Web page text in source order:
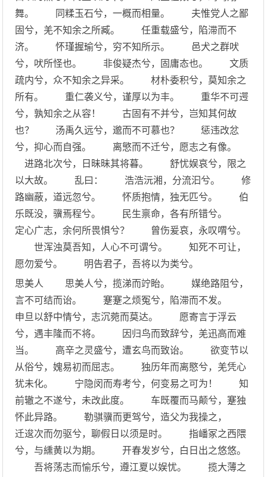
舞。 同糅玉石兮，一概而相量。 夫惟党人之鄙
固兮，羌不知余之所臧。 任重载盛兮，陷滞而不
济。 怀瑾握瑜兮，穷不知所示。 邑犬之群吠
兮，吠所怪也。 非俊疑杰兮，固庸态也。 文质
疏内兮，众不知余之异采。 材朴委积兮，莫知余之
所有。 重仁袭义兮，谨厚以为丰。 重华不可遌
兮，孰知余之从容！ 古固有不并兮，岂知其何故
也？ 汤禹久远兮，邈而不可慕也？ 惩违改忿
兮，抑心而自强。 离慜而不迁兮，愿志之有像。
进路北次兮，日昧昧其将暮。 舒忧娱哀兮，限之
以大故。 乱曰： 浩浩沅湘，分流汩兮。 修
路幽蔽，道远忽兮。 怀质抱情，独无匹兮。 伯
乐既没，骥焉程兮。 民生禀命，各有所错兮。
定心广志，余何所畏惧兮？ 曾伤爰哀，永叹喟兮。
世浑浊莫吾知，人心不可谓兮。 知死不可让，
愿勿爱兮。 明告君子，吾将以为类兮。
思美人 思美人兮，揽涕而竚眙。 媒绝路阻兮，
言不可结而诒。 蹇蹇之烦冤兮，陷滞而不发。
申旦以舒中情兮，志沉菀而莫达。 愿寄言于浮云
兮，遇丰隆而不将。 因归鸟而致辞兮，羌迅高而难
当。 高辛之灵盛兮，遭玄鸟而致诒。 欲变节以
从俗兮，媿易初而屈志。 独历年而离愍兮，羌凭心
犹未化。 宁隐闵而寿考兮，何变易之可为！ 知
前辙之不遂兮，未改此度。 车既覆而马颠兮，蹇独
怀此异路。 勒骐骥而更驾兮，造父为我操之，
迁逡次而勿驱兮，聊假日以须是时。 指嶓冢之西隈
兮，与纁黄以为期。 开春发岁兮，白日出之悠悠。
吾将荡志而愉乐兮，遵江夏以娱忧。 揽大薄之